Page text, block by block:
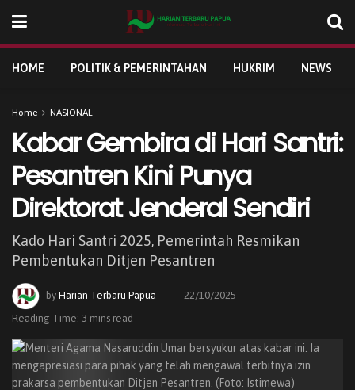
HOME POLITIK & PEMERINTAHAN HUKRIM NEWS
Home NASIONAL
Kabar Gembira di Hari Santri:
Pesantren Kini Punya
Direktorat Jenderal Sendiri
Kado Hari Santri 2025, Pemerintah Resmikan
Pembentukan Ditjen Pesantren
by Harian Terbaru Papua
22/10/2025
Reading Time: 3 mins read